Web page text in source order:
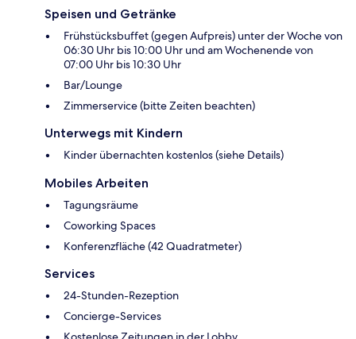
Speisen und Getränke
Frühstücksbuffet (gegen Aufpreis) unter der Woche von
06:30 Uhr bis 10:00 Uhr und am Wochenende von
07:00 Uhr bis 10:30 Uhr
Bar/Lounge
Zimmerservice (bitte Zeiten beachten)
Unterwegs mit Kindern
Kinder übernachten kostenlos (siehe Details)
Mobiles Arbeiten
Tagungsräume
Coworking Spaces
Konferenzfläche (42 Quadratmeter)
Services
24-Stunden-Rezeption
Concierge-Services